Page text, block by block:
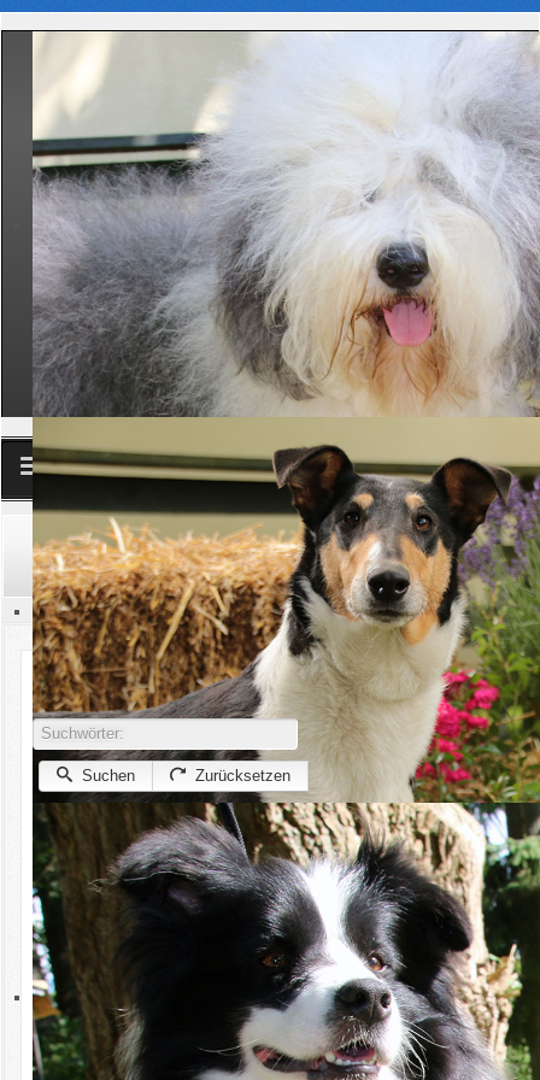
Kontakt
Aktuelles
Termine
Rassen
Zucht
Hüten
Sport
Ausstellungen
Welpen
Aktuelle Seite:Startseite Download Reglements
Suchen
Übersicht
Suchen
Ebene
Suchwörter:
Suchen Zurücksetzen
Suche nach:
Alle Wörter
Irgendein Wort
Reihenfolge:
Nur suchen in: